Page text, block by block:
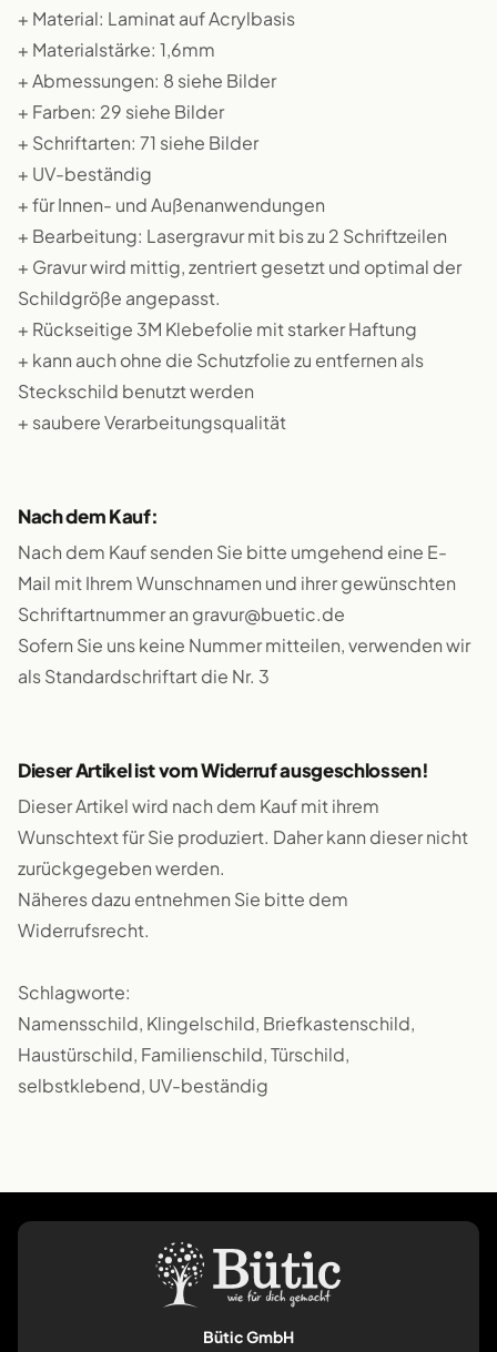
+ Material: Laminat auf Acrylbasis
+ Materialstärke: 1,6mm
+ Abmessungen: 8 siehe Bilder
+ Farben: 29 siehe Bilder
+ Schriftarten: 71 siehe Bilder
+ UV-beständig
+ für Innen- und Außenanwendungen
+ Bearbeitung: Lasergravur mit bis zu 2 Schriftzeilen
+ Gravur wird mittig, zentriert gesetzt und optimal der
Schildgröße angepasst.
+ Rückseitige 3M Klebefolie mit starker Haftung
+ kann auch ohne die Schutzfolie zu entfernen als
Steckschild benutzt werden
+ saubere Verarbeitungsqualität
Nach dem Kauf:
Nach dem Kauf senden Sie bitte umgehend eine E-
Mail mit Ihrem Wunschnamen und ihrer gewünschten
Schriftartnummer an gravur@buetic.de
Sofern Sie uns keine Nummer mitteilen, verwenden wir
als Standardschriftart die Nr. 3
Dieser Artikel ist vom Widerruf ausgeschlossen!
Dieser Artikel wird nach dem Kauf mit ihrem
Wunschtext für Sie produziert. Daher kann dieser nicht
zurückgegeben werden.
Näheres dazu entnehmen Sie bitte dem
Widerrufsrecht.
Schlagworte:
Namensschild, Klingelschild, Briefkastenschild,
Haustürschild, Familienschild, Türschild,
selbstklebend, UV-beständig
Bütic GmbH